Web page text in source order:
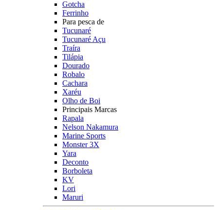
Gotcha
Ferrinho
Para pesca de
Tucunaré
Tucunaré Açu
Traíra
Tilápia
Dourado
Robalo
Cachara
Xaréu
Olho de Boi
Principais Marcas
Rapala
Nelson Nakamura
Marine Sports
Monster 3X
Yara
Deconto
Borboleta
KV
Lori
Maruri